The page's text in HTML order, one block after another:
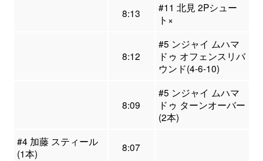
8:13
#11 北見 2Pシュー
ト×
8:12
#5 ンジャイ ムハマ
ドゥ オフェンスリバ
ウンド(4-6-10)
8:09
#5 ンジャイ ムハマ
ドゥ ターンオーバー
(2本)
#4 加藤 スティール
(1本)
8:07